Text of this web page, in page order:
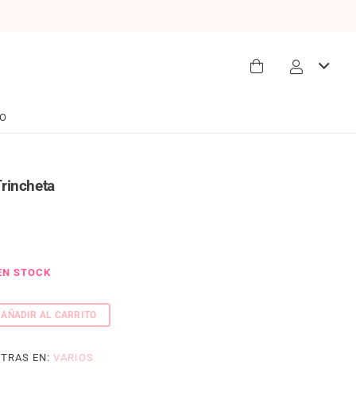
STOCK
AÑADIR AL CARRITO
EN: VARIOS